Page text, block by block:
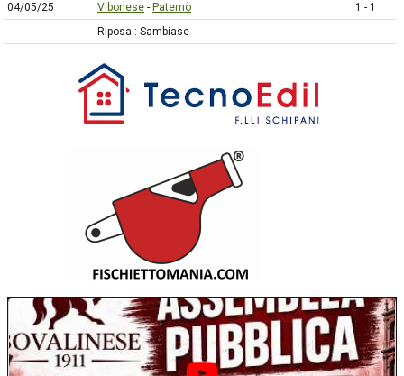
04/05/25 Vibonese - Paternò
1 - 1
Riposa : Sambiase